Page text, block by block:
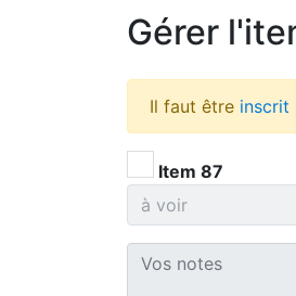
Gérer
Il faut être inscrit
Item 87